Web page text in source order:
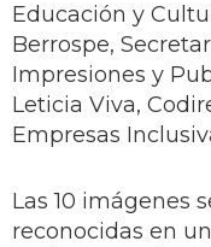
Educación y
Berrospe,
Impresiones y
Leticia Viva,
Empresas
Las 10 imágenes
reconocidas en